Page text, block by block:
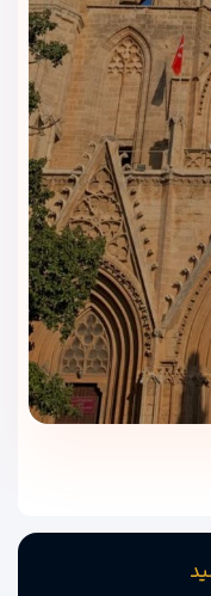
در این هتل برایتان
و سلیقه شما، بهترین
یا تراکنش دلاری
ویداگشت.
ویژه فقط با ویداگشت!